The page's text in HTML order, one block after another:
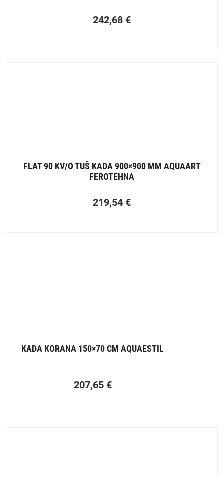
242,68 €
FLAT 90 KV/O TUŠ KADA 900×900 MM AQUAART
FEROTEHNA
219,54 €
KADA KORANA 150×70 CM AQUAESTIL
207,65 €